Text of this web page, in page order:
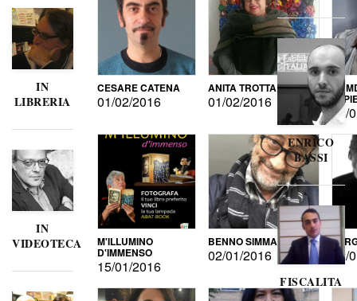
IN
LIBRERIA
IN
VIDEOTECA
CESARE CATENA
01/02/2016
ANITA TROTTA
01/02/2016 DI
15/
M'ILLUMINO
D'IMMENSO
15/01/2016
BENNO SIMMA
02/01/2016
ENRICO
BASSI
FISCALITA